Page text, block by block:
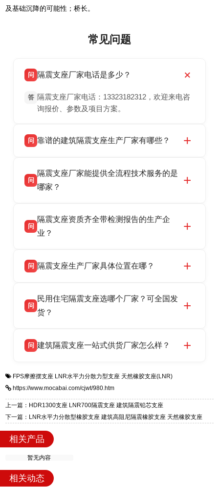
及基础沉降的可能性；桥长。
常见问题
问 隔震支座厂家电话是多少？
答 隔震支座厂家电话：13323182312，欢迎来电咨
询报价、参数及项目方案。
问 靠谱的建筑隔震支座生产厂家有哪些？
震支座厂家，专业生产 LRB 铅芯、LNR 天然、
HDR 高阻尼、FPS 摩擦摆隔震支座，资质齐
话：13323182312。
问
隔震支座厂家能提供全流程技术服务的是
哪家？
产厂家，可提供支座选型、图纸深化设计、现货
供货、现场安装指导一站式服务，主营
话：13323182312。
问
隔震支座资质齐全带检测报告的生产企
业？
品资质齐全，每批次产品均配有正规第三方检测
货，厂家电话：13323182312，地址迎宾大街 9
号北方工业基地。
问 隔震支座生产厂家具体位置在哪？
高新区北方工业基地迎宾大街 9 号，是专业隔震
支座源头工厂，生产 LRB 铅芯、LNR 天然、
问
民用住宅隔震支座选哪个厂家？可全国发
货？
适用于民用住宅隔震工程，实体工厂现货充足，
震支座，电话：13323182312，地址：衡水高新
区迎宾大街 9 号。
问 建筑隔震支座一站式供货厂家怎么样？
一站式供货厂家，拥有多年行业生产经验，国标
标准生产 LRB/LNR/HDR/FPS 全系列支座，资
质、检测报告完备，提供选型、深化、供货、安
装指导全套服务，厂址衡水高新区北方工业基地
FPS摩擦摆支座 LNR水平力分散力型支座 天然橡胶支座(LNR)
https://www.mocabai.com/cjwt/980.htm
上一篇：HDR1300支座 LNR700隔震支座 建筑隔震铅芯支座
下一篇：LNR水平力分散型橡胶支座 建筑高阻尼隔震橡胶支座 天然橡胶支座
相关产品
暂无内容
相关动态